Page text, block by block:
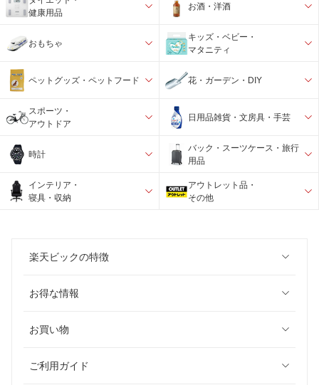
健康用品
お酒・洋酒
おもちゃ
キッズ・ベビー・
マタニティ
ペットグッズ・ペットフード 花・ガーデン・DIY
スポーツ・
アウトドア
日用品雑貨・文房具・手芸
時計
バック・スーツケース・旅行
用品
インテリア・
寝具・収納
アウトレット品・
その他
楽天ビックの特徴
お得な情報
お買い物
ご利用ガイド